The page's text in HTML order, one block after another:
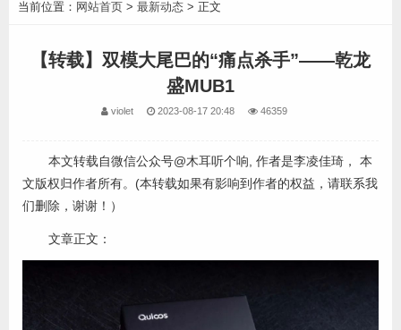
当前位置： 网站首页 > 最新动态 > 正文
【转载】双模大尾巴的“痛点杀手”——乾龙
盛MUB1
violet 2023-08-17 20:48 46359
本文转载自微信公众号@木耳听个响, 作者是李凌佳琦， 本
文版权归作者所有。(本转载如果有影响到作者的权益，请联系我
们删除，谢谢！）
文章正文：